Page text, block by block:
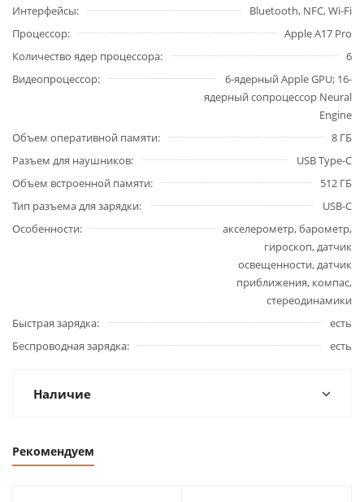
Интерфейсы
Bluetooth, NFC, Wi-Fi
Процессор
Apple A17 Pro
Количество ядер процессора
6
Видеопроцессор
6-ядерный Apple GPU; 16-
ядерный сопроцессор Neural
Engine
Объем оперативной памяти
8 ГБ
Разъем для наушников
USB Type-C
Объем встроенной памяти
512 ГБ
Тип разъема для зарядки
USB-C
Особенности
акселерометр, барометр,
гироскоп, датчик
освещенности, датчик
приближения, компас,
стереодинамики
Быстрая зарядка
есть
Беспроводная зарядка
есть
Наличие
Рекомендуем